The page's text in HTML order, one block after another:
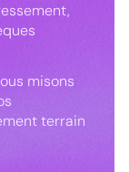
misons
terrain